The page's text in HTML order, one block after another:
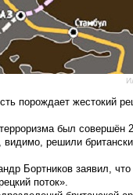
порождает жестокий
был совершён
решили
Бортников заявил, что
поток».